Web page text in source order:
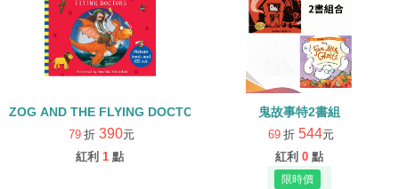
ZOG AND THE FLYING DOCTORS/英文繪本+CD
79 折 390元
紅利 1 點
鬼故事特2書組
69 折 544元
紅利 0 點